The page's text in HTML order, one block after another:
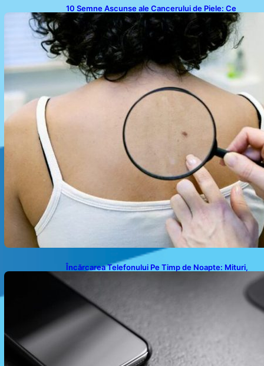
10 Semne Ascunse ale Cancerului de Piele: Ce
Trebuie să Știm pentru a Ne Proteja
Încărcarea Telefonului Pe Timp de Noapte: Mituri,